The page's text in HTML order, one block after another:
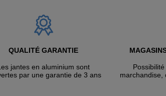
QUALITÉ GARANTIE
jantes en aluminium sont
par une garantie de 3 ans
marchandise,